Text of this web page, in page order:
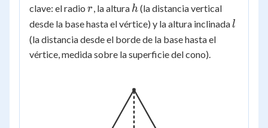
clave: el radio r
r, la altura h
h(la distancia vertical
desde la base hasta el vértice) y la altura inclinadal
l
(la distancia desde el borde de la base hasta el
vértice, medida sobre la superficie del cono).